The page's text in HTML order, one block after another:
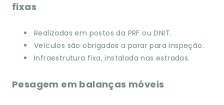
fixas
Realizadas em postos da PRF ou DNIT.
Veículos são obrigados a parar para inspeção.
Infraestrutura fixa, instalada nas estradas.
Pesagem em balanças móveis